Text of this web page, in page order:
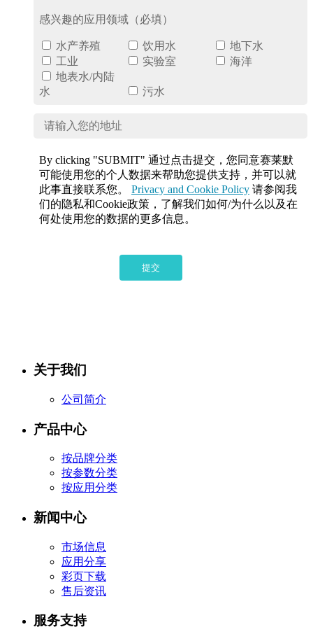
感兴趣的应用领域（必填）
水产养殖 饮用水
地下水
工业
实验室
海洋
地表水/内陆
水
污水
By clicking "SUBMIT" 通过点击提交，您同意赛莱默
可能使用您的个人数据来帮助您提供支持，并可以就
此事直接联系您。 Privacy and Cookie Policy 请参阅我
们的隐私和Cookie政策，了解我们如何/为什么以及在
何处使用您的数据的更多信息。
提交
关于我们
公司简介
产品中心
按品牌分类
按参数分类
按应用分类
新闻中心
市场信息
应用分享
彩页下载
售后资讯
服务支持